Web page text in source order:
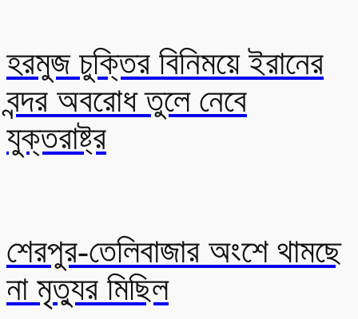
হরমুজ চুক্তির বিনিময়ে ইরানের
বন্দর অবরোধ তুলে নেবে
যুক্তরাষ্ট্র
শেরপুর-তেলিবাজার অংশে থামছে
না মৃত্যুর মিছিল